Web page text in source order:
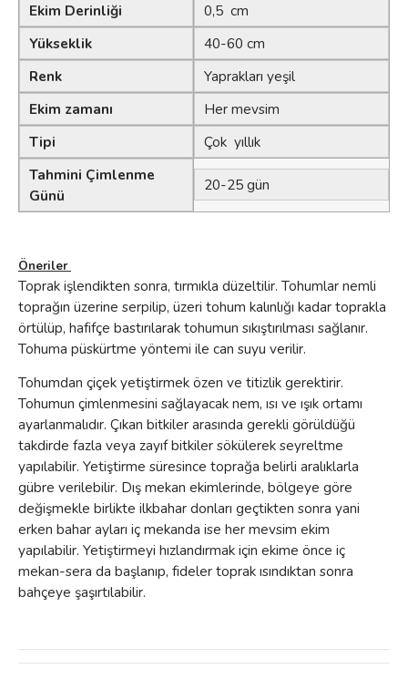
Ekim Derinliği
0,5 cm
Yükseklik
40-60 cm
Renk
Yaprakları yeşil
Ekim zamanı
Her mevsim
Tipi
Çok yıllık
Tahmini Çimlenme
Günü
20-25 gün
Öneriler
Toprak işlendikten sonra, tırmıkla düzeltilir. Tohumlar nemli
toprağın üzerine serpilip, üzeri tohum kalınlığı kadar toprakla
örtülüp, hafifçe bastırılarak tohumun sıkıştırılması sağlanır.
Tohuma püskürtme yöntemi ile can suyu verilir.
Tohumdan çiçek yetiştirmek özen ve titizlik gerektirir.
Tohumun çimlenmesini sağlayacak nem, ısı ve ışık ortamı
ayarlanmalıdır. Çıkan bitkiler arasında gerekli görüldüğü
takdirde fazla veya zayıf bitkiler sökülerek seyreltme
yapılabilir. Yetiştirme süresince toprağa belirli aralıklarla
gübre verilebilir. Dış mekan ekimlerinde, bölgeye göre
değişmekle birlikte ilkbahar donları geçtikten sonra yani
erken bahar ayları iç mekanda ise her mevsim ekim
yapılabilir. Yetiştirmeyi hızlandırmak için ekime önce iç
mekan-sera da başlanıp, fideler toprak ısındıktan sonra
bahçeye şaşırtılabilir.